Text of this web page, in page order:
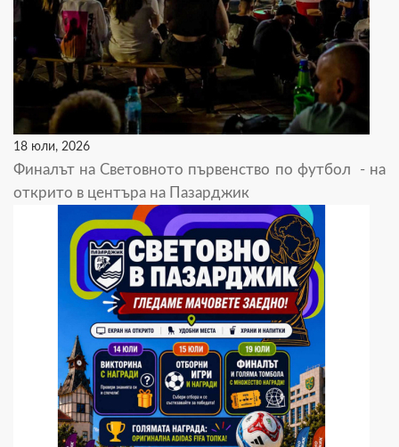
18 юли, 2026
Финалът на Световното първенство по футбол - на
открито в центъра на Пазарджик